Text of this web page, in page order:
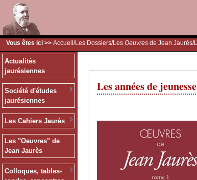
Vous êtes ici >> Accueil /Les Dossiers/Les Oeuvres de Jean Jaurès/
Actualités
jaurésiennes
Société d'études
jaurésiennes
Les Cahiers Jaurès
Les "Oeuvres" de
Jean Jaurès
Colloques, tables-
Les années de